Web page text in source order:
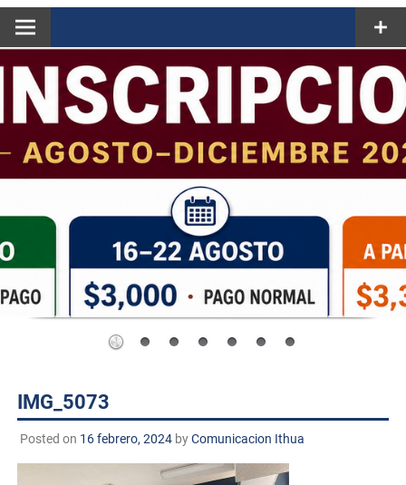
IMG_5073
Posted on 16 febrero, 2024byComunicacion Ithua